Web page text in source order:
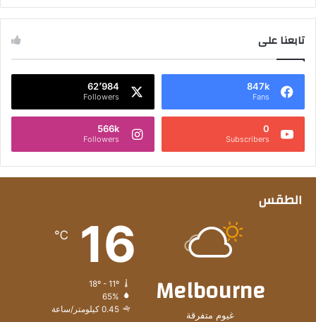
تابعنا على
847k
Fans
62٬984
Followers
0
Subscribers
566k
Followers
الطقس
Melbourne
غيوم متفرقة
16
℃
18º - 11º
65%
0.45 كيلومتر/ساعة